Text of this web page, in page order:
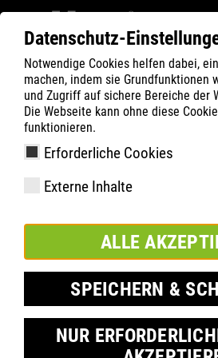
Datenschutz-
Notwendige Cookies helfen dabei,
machen, indem sie Grundfunktionen
und Zugriff auf sichere Bereiche der
Die Webseite kann ohne diese
funktionieren.
Erforderliche Cookies
Externe Inhalte
ALLE
SPEICHERN &
NUR
ATLAS Technológia
Anyagi
RUNNER SERIES
RUNNER S3